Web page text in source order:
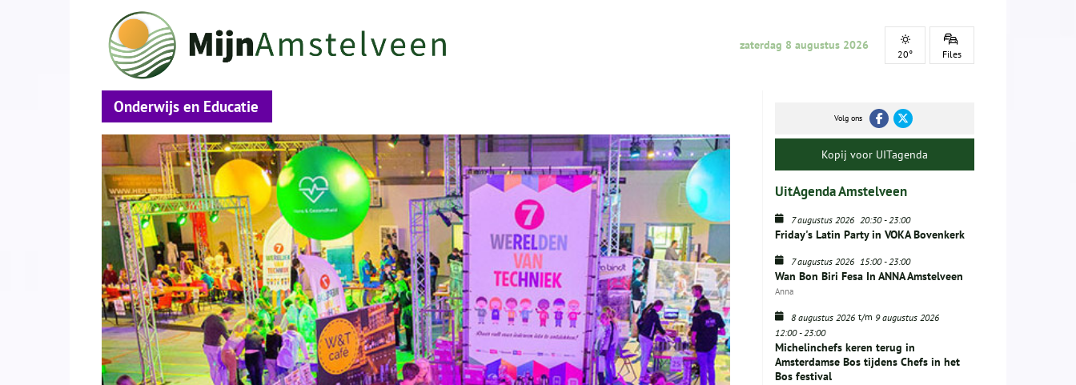
zaterdag 8 augustus 2026
20° Files
Onderwijs en Educatie
Volg ons
Kopij voor UITagenda
UitAgenda Amstelveen
7 augustus 2026 20:30-23:00
Friday's Latin Party in VOKA Bovenkerk
7 augustus 2026 15:00-23:00
Wan Bon Biri Fesa In ANNA Amstelveen
Anna
8 augustus 2026 t/m 9 augustus 2026
12:00-23:00
Michelinchefs keren terug in
Amsterdamse Bos tijdens Chefs in het
Bos festival